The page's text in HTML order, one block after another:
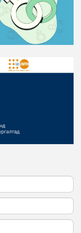
ХАНГАХ ҮЙЛ
САРЫН ХУВААРЬТАЙ
2026-02-16
АЖИЛЛАВ
АЖЛЫН АЛБАНЫ
ЯАМАНД